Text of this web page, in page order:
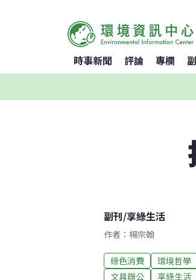
時事新聞 評論 專欄
副刊/享綠生活
作者：楊宗翰
綠色消費
環境哲學
文具辦公
享綠生活